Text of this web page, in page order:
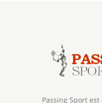
Passing Sport